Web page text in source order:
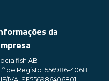
da
AB
de Registo: 556986-4068
IVA: SE556986406801